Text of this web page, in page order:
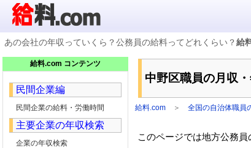
企業検索
年収ランキング
業種別企業一覧
国家公務員編
地方公務員給料検索
私立大学教員編
収録企業データの状況
あの会社の年収っていくら？公務員の給料ってどれくらい？給
中野区職員の月収
給料.com ＞ 全国の自治体職員
このページでは地方公務
給料.com コンテンツ
民間企業編
民間企業の給料・労働時間
主要企業の年収検索
企業の年収検索